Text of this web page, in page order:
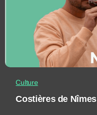
Culture
Costières de Nîmes